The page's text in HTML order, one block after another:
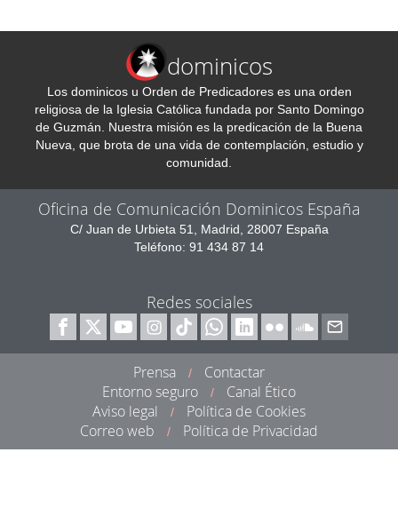
dominicos
Los dominicos u Orden de Predicadores es una orden
religiosa de la Iglesia Católica fundada por Santo Domingo
de Guzmán. Nuestra misión es la predicación de la Buena
Nueva, que brota de una vida de contemplación, estudio y
comunidad.
Oficina de Comunicación Dominicos España
C/ Juan de Urbieta 51, Madrid, 28007 España
Teléfono: 91 434 87 14
Redes sociales
Prensa /
Contactar
Entorno seguro
/
Canal Ético
Aviso legal
/
Política de Cookies
Correo web
/ Política de Privacidad